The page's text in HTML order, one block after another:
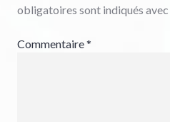
obligatoires sont indiqués avec
Commentaire*